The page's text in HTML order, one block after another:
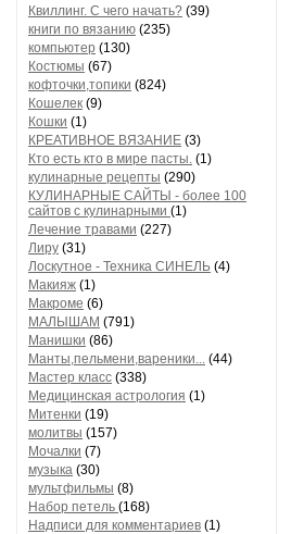
Квиллинг. С чего начать? (39)
книги по вязанию (235)
компьютер (130)
Костюмы (67)
кофточки,топики (824)
Кошелек (9)
Кошки (1)
КРЕАТИВНОЕ ВЯЗАНИЕ (3)
Кто есть кто в мире пасты. (1)
кулинарные рецепты (290)
КУЛИНАРНЫЕ САЙТЫ - более 100
сайтов с кулинарными (1)
Лечение травами (227)
Лиру (31)
Лоскутное - Техника СИНЕЛЬ (4)
Макияж (1)
Макроме (6)
МАЛЫШАМ (791)
Манишки (86)
Манты,пельмени,вареники... (44)
Мастер класс (338)
Медицинская астрология (1)
Митенки (19)
молитвы (157)
Мочалки (7)
музыка (30)
мультфильмы (8)
Набор петель (168)
Надписи для комментариев (1)